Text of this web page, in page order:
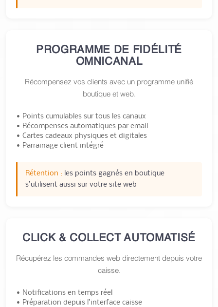
PROGRAMME DE FIDÉLITÉ
OMNICANAL
Récompensez vos clients avec un programme unifié
boutique et web.
• Points cumulables sur tous les canaux
• Récompenses automatiques par email
• Cartes cadeaux physiques et digitales
• Parrainage client intégré
Rétention : les points gagnés en boutique
s’utilisent aussi sur votre site web
CLICK & COLLECT AUTOMATISÉ
Récupérez les commandes web directement depuis votre
caisse.
• Notifications en temps réel
• Préparation depuis l’interface caisse